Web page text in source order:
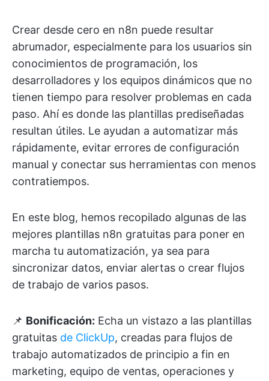
Crear desde cero en n8n puede resultar
abrumador, especialmente para los usuarios sin
conocimientos de programación, los
desarrolladores y los equipos dinámicos que no
tienen tiempo para resolver problemas en cada
paso. Ahí es donde las plantillas prediseñadas
resultan útiles. Le ayudan a automatizar más
rápidamente, evitar errores de configuración
manual y conectar sus herramientas con menos
contratiempos.
En este blog, hemos recopilado algunas de las
mejores plantillas n8n gratuitas para poner en
marcha tu automatización, ya sea para
sincronizar datos, enviar alertas o crear flujos
de trabajo de varios pasos.
📌 Bonificación: Echa un vistazo a las plantillas
gratuitas de ClickUp, creadas para flujos de
trabajo automatizados de principio a fin en
marketing, equipo de ventas, operaciones y